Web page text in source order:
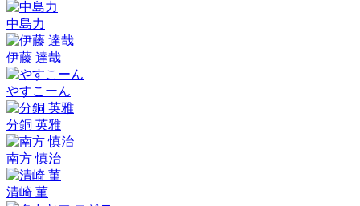
中島力
伊藤 達哉
やすこーん
分銅 英雅
南方 慎治
清崎 菫